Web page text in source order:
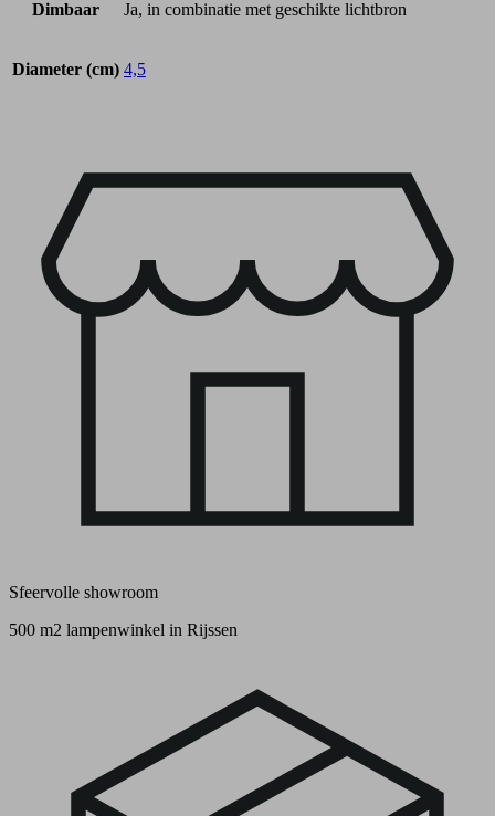
Dimbaar Ja, in combinatie met geschikte lichtbron
Diameter (cm) 4,5
Sfeervolle showroom
500 m2 lampenwinkel in Rijssen